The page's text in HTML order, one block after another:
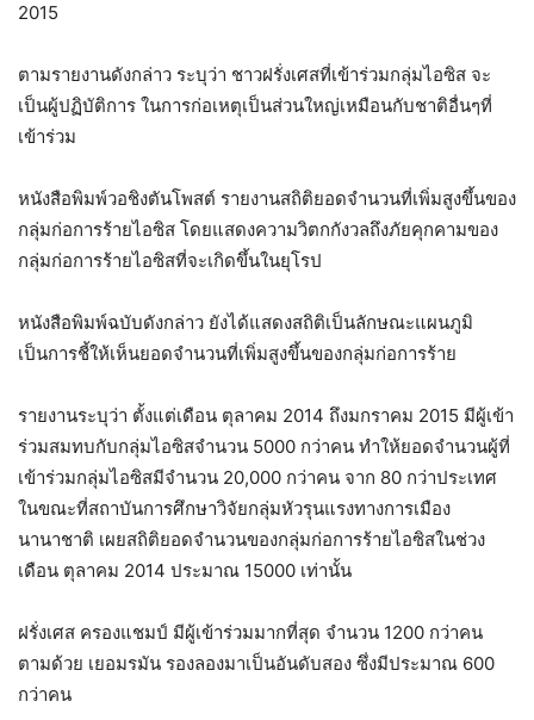
2015
ตามรายงานดังกล่าว ระบุว่า ชาวฝรั่งเศสที่เข้าร่วมกลุ่มไอซิส จะ
เป็นผู้ปฏิบัติการ ในการก่อเหตุเป็นส่วนใหญ่เหมือนกับชาติอื่นๆที่
เข้าร่วม
หนังสือพิมพ์วอชิงตันโพสต์ รายงานสถิติยอดจำนวนที่เพิ่มสูงขึ้นของ
กลุ่มก่อการร้ายไอซิส โดยแสดงความวิตกกังวลถึงภัยคุกคามของ
กลุ่มก่อการร้ายไอซิสที่จะเกิดขึ้นในยุโรป
หนังสือพิมพ์ฉบับดังกล่าว ยังได้แสดงสถิติเป็นลักษณะแผนภูมิ
เป็นการชี้ให้เห็นยอดจำนวนที่เพิ่มสูงขึ้นของกลุ่มก่อการร้าย
รายงานระบุว่า ตั้งแต่เดือน ตุลาคม 2014 ถึงมกราคม 2015 มีผู้เข้า
ร่วมสมทบกับกลุ่มไอซิสจำนวน 5000 กว่าคน ทำให้ยอดจำนวนผู้ที่
เข้าร่วมกลุ่มไอซิสมีจำนวน 20,000 กว่าคน จาก 80 กว่าประเทศ
ในขณะที่สถาบันการศึกษาวิจัยกลุ่มหัวรุนแรงทางการเมือง
นานาชาติ เผยสถิติยอดจำนวนของกลุ่มก่อการร้ายไอซิสในช่วง
เดือน ตุลาคม 2014 ประมาณ 15000 เท่านั้น
ฝรั่งเศส ครองแชมป์ มีผู้เข้าร่วมมากที่สุด จำนวน 1200 กว่าคน
ตามด้วย เยอมรมัน รองลองมาเป็นอันดับสอง ซึ่งมีประมาณ 600
กว่าคน